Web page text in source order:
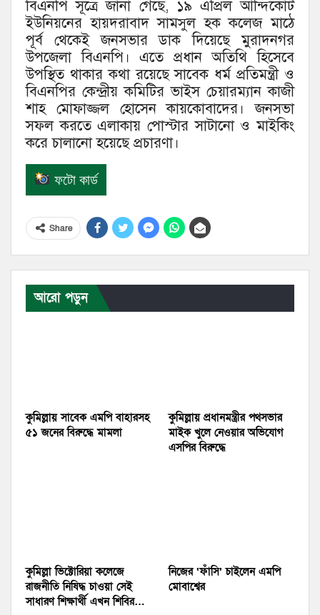
বিএনপি সূত্রে জানা গেছে, ১৯ এপ্রিল আন্দিকোট
ইউনিয়নের হায়দরাবাদ সামসুল হক কলেজ মাঠে
পূর্ব থেকেই জনসভার ডাক দিয়েছে মুরাদনগর
উপজেলা বিএনপি। এতে প্রধান অতিথি হিসেবে
উপস্থিত থাকার কথা রয়েছে সাবেক ধর্ম প্রতিমন্ত্রী ও
বিএনপির কেন্দ্রীয় কমিটির ভাইস চেয়ারম্যান কাজী
শাহ মোফাজ্জল হোসেন কায়কোবাদের। জনসভা
সফল করতে এলাকায় পোস্টার সাটানো ও মাইকিং
করে চালানো হয়েছে প্রচারণা।
ফটো কার্ড
Share
আরো পড়ুন
কুমিল্লায় সাবেক এমপি বাহারসহ
৫১ জনের বিরুদ্ধে মামলা
কুমিল্লায় প্রধানমন্ত্রীর পথসভার
মাইক খুলে নেওয়ার অভিযোগ
এসপির বিরুদ্ধে
কুমিল্লা ভিক্টোরিয়া কলেজে
রাজনীতি নিষিদ্ধ চাওয়া সেই
সাধারণ শিক্ষার্থী এখন শিবির…
নিজের ‘ফাঁসি’ চাইলেন এমপি
মোবাশ্বের